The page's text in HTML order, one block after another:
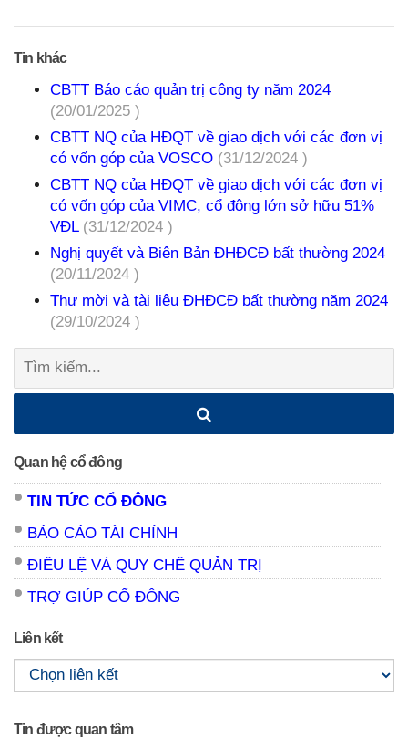
Tin khác
CBTT Báo cáo quản trị công ty năm 2024
(20/01/2025 )
CBTT NQ của HĐQT về giao dịch với các đơn vị
có vốn góp của VOSCO (31/12/2024 )
CBTT NQ của HĐQT về giao dịch với các đơn vị
có vốn góp của VIMC, cổ đông lớn sở hữu 51%
VĐL (31/12/2024 )
Nghị quyết và Biên Bản ĐHĐCĐ bất thường 2024
(20/11/2024 )
Thư mời và tài liệu ĐHĐCĐ bất thường năm 2024
(29/10/2024 )
Tìm
Quan hệ cổ đông
TIN TỨC CỔ ĐÔNG
BÁO CÁO TÀI CHÍNH
ĐIỀU LỆ VÀ QUY CHẾ QUẢN TRỊ
TRỢ GIÚP CỔ ĐÔNG
Liên kết
Tin được quan tâm